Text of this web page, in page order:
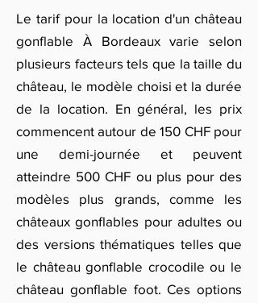
Le tarif pour la location d'un château
gonflable À Bordeaux varie selon
plusieurs facteurs tels que la taille du
château, le modèle choisi et la durée
de la location. En général, les prix
commencent autour de 150 CHF pour
une demi-journée et peuvent
atteindre 500 CHF ou plus pour des
modèles plus grands, comme les
châteaux gonflables pour adultes ou
des versions thématiques telles que
le château gonflable crocodile ou le
château gonflable foot. Ces options